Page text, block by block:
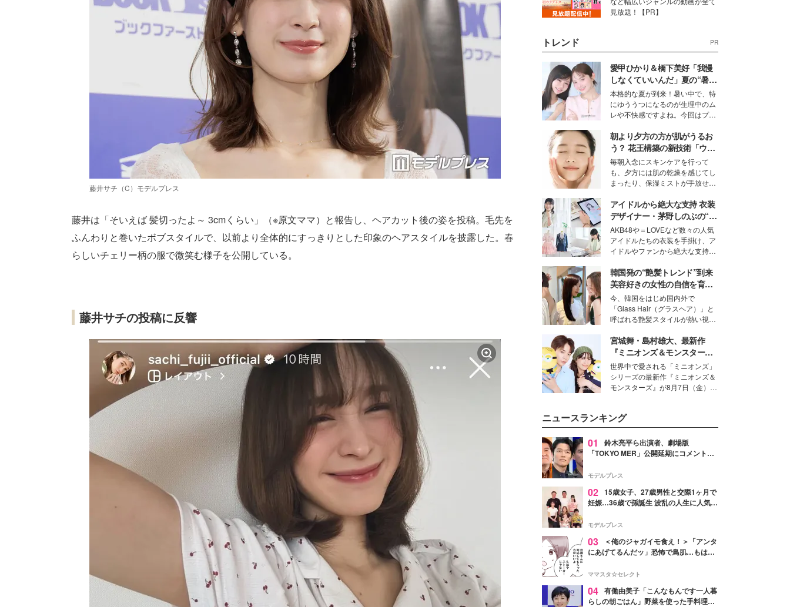
藤井サチ（C）モデルプレス
藤井は「そいえば 髪切ったよ～ 3cmくらい」（※原文ママ）と報告し、ヘアカット後の姿を投稿。毛先を
ふんわりと巻いたボブスタイルで、以前より全体的にすっきりとした印象のヘアスタイルを披露した。春
らしいチェリー柄の服で微笑む様子を公開している。
藤井サチの投稿に反響
見放題！【PR】
トレンド PR
愛甲ひかり＆橋下美好「我慢
しなくていいんだ」夏の“暑さ
対策”の新しい選択肢とは？
本格的な夏が到来！暑い中で、特
にゆううつになるのが生理中のム
レや不快感ですよね。今回はプラ
モデル・愛甲ひかりさんと橋下美
好さんを迎えて本音で女子会トー
ク。猛暑のお出かけを快適に過ご
すヒントや、2人が感動した夏の
生理の新常識にも迫りました。
朝より夕方の方が肌がうるお
う？ 花王構築の新技術「ウォ
ーターキャプチャリングスキ
ン（捕水肌）」がスキンケア
の常識を変える予感
毎朝入念にスキンケアを行って
も、夕方には肌の乾燥を感じてし
まったり、保湿ミストが手放せな
な美容の常識を大きく変える可能
性を秘めた、革新的な「Water
Capturing Skin（ウォーターキャ
プチャリングスキン：捕水肌）」
技術を、花王が構築した。
アイドルから絶大な支持 衣装
デザイナー・茅野しのぶの“可
愛い”を作る美学＜「シチズン
クロスシー」インタビュー＞
AKB48や＝LOVEなど数々の人気
アイドルたちの衣装を手掛け、ア
イドルやファンから絶大な支持を
取締役兼クリエイティブディレク
ター・茅野しのぶ。一人ひとりの
個性に寄り添い、魅力を引き出す
衣装作りは、多くの女性たちに勇
気と自信を与え続けている。
韓国発の“艶髪トレンド”到来
美容好きの女性の自信を育む
「ヘアケア事情」って？
今、韓国をはじめ国内外で
「Glass Hair（グラスヘア）」と
呼ばれる艶髪スタイルが熱い視線
ションの完成度を高めるベースと
して、“髪そのものの美しさ”に改
めて注目する人が増えている様
子。今回は、そんな憧れの艶やか
な髪を日常で叶える、美容好きの
女性たちのヘアケア事情を紹介し
宮城舞・島村雄大、最新作
『ミニオンズ＆モンスター
ズ』の魅力熱弁 ハチャメチャ
だけじゃない“友情と絆”に感
動
世界中で愛される「ミニオンズ」
シリーズの最新作『ミニオンズ＆
モンスターズ』が8月7日（金）に
デルの宮城舞と島村雄大の特別対
談をお届け！それぞれの視点か
ら、今作ならではの魅力や予想外
の感動をもたらす奥深いストーリ
た。
ニュースランキング
01
鈴木亮平ら出演者、劇場版
「TOKYO MER」公開延期にコメント
最大の敬意とエールを」
モデルプレス
02 15歳女子、27歳男性と交際1ヶ月で
妊娠…36歳で孫誕生 波乱の人生に人気タ
よ！」
モデルプレス
03
＜俺のジャガイモ食え！＞「アンタ
にあげてるんだッ」恐怖で鳥肌…もはや
ママスタ☆セレクト
04 有働由美子「こんなもんです一人暮
らしの朝ごはん」野菜を使った手料理公